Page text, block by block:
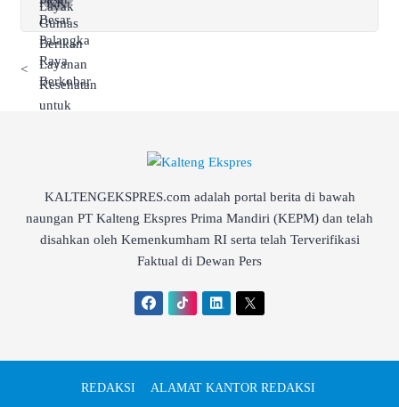
<
KALTENGEKSPRES.com adalah portal berita di bawah
naungan PT Kalteng Ekspres Prima Mandiri (KEPM) dan telah
disahkan oleh Kemenkumham RI serta telah Terverifikasi
Faktual di Dewan Pers
REDAKSI
ALAMAT KANTOR REDAKSI